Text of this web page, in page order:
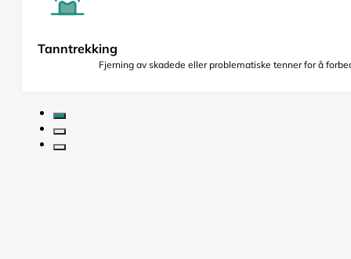
Tanntrekking
Fjerning av skadede eller problematiske tenner for å